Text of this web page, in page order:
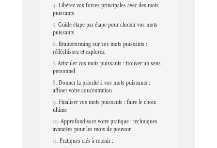
Libérez vos forces principales avec des mots
puissants
Guide étape par étape pour choisir vos mots
puissants
Brainstorming sur vos mots puissants :
réfléchissez et explorez
Articuler vos mots puissants : trouver un sens
personnel
Donner la priorité à vos mots puissants :
affiner votre concentration
Finaliser vos mots puissants : faire le choix
ultime
Approfondissez votre pratique : techniques
avancées pour les mots de pouvoir
Pratiques clés à retenir :